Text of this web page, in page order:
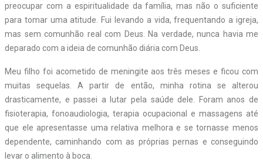
preocupar com a espiritualidade da família, mas não o suficiente
para tomar uma atitude. Fui levando a vida, frequentando a igreja,
mas sem comunhão real com Deus. Na verdade, nunca havia me
deparado com a ideia de comunhão diária com Deus.
Meu filho foi acometido de meningite aos três meses e ficou com
muitas sequelas. A partir de então, minha rotina se alterou
drasticamente, e passei a lutar pela saúde dele. Foram anos de
fisioterapia, fonoaudiologia, terapia ocupacional e massagens até
que ele apresentasse uma relativa melhora e se tornasse menos
dependente, caminhando com as próprias pernas e conseguindo
levar o alimento à boca.